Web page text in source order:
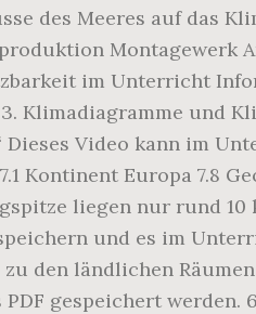
des Meeres auf das
Montagewerk
im Unterricht
Klimadiagramme und
Video kann im
Kontinent Europa 7.8
liegen nur rund
und es im
den ländlichen
gespeichert werden.